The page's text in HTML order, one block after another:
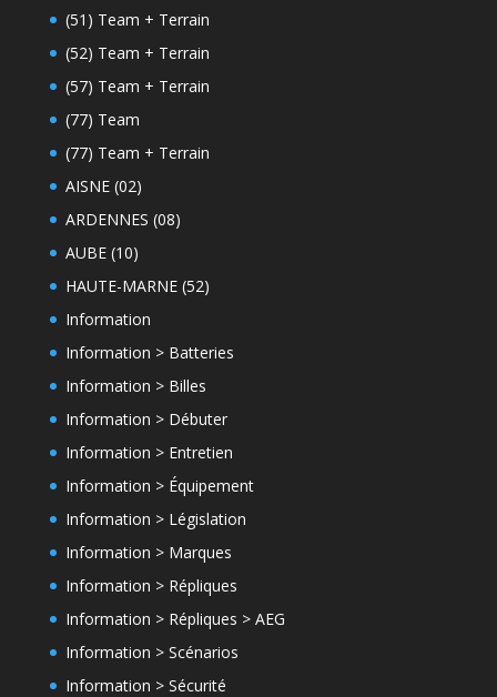
(51) Team + Terrain
(52) Team + Terrain
(57) Team + Terrain
(77) Team
(77) Team + Terrain
AISNE (02)
ARDENNES (08)
AUBE (10)
HAUTE-MARNE (52)
Information
Information > Batteries
Information > Billes
Information > Débuter
Information > Entretien
Information > Équipement
Information > Législation
Information > Marques
Information > Répliques
Information > Répliques > AEG
Information > Scénarios
Information > Sécurité